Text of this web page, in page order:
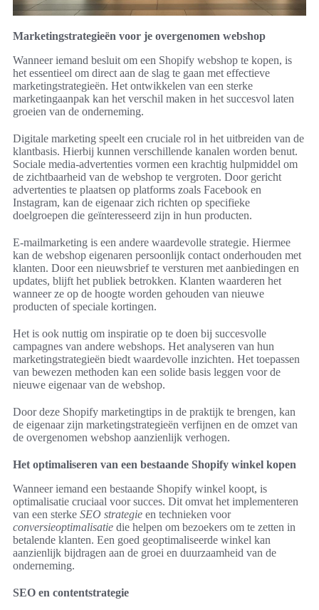
Marketingstrategieën voor je overgenomen webshop
Wanneer iemand besluit om een Shopify webshop te kopen, is
het essentieel om direct aan de slag te gaan met effectieve
marketingstrategieën. Het ontwikkelen van een sterke
marketingaanpak kan het verschil maken in het succesvol laten
groeien van de onderneming.
Digitale marketing speelt een cruciale rol in het uitbreiden van de
klantbasis. Hierbij kunnen verschillende kanalen worden benut.
Sociale media-advertenties vormen een krachtig hulpmiddel om
de zichtbaarheid van de webshop te vergroten. Door gericht
advertenties te plaatsen op platforms zoals Facebook en
Instagram, kan de eigenaar zich richten op specifieke
doelgroepen die geïnteresseerd zijn in hun producten.
E-mailmarketing is een andere waardevolle strategie. Hiermee
kan de webshop eigenaren persoonlijk contact onderhouden met
klanten. Door een nieuwsbrief te versturen met aanbiedingen en
updates, blijft het publiek betrokken. Klanten waarderen het
wanneer ze op de hoogte worden gehouden van nieuwe
producten of speciale kortingen.
Het is ook nuttig om inspiratie op te doen bij succesvolle
campagnes van andere webshops. Het analyseren van hun
marketingstrategieën biedt waardevolle inzichten. Het toepassen
van bewezen methoden kan een solide basis leggen voor de
nieuwe eigenaar van de webshop.
Door deze Shopify marketingtips in de praktijk te brengen, kan
de eigenaar zijn marketingstrategieën verfijnen en de omzet van
de overgenomen webshop aanzienlijk verhogen.
Het optimaliseren van een bestaande Shopify winkel kopen
Wanneer iemand een bestaande Shopify winkel koopt, is
optimalisatie cruciaal voor succes. Dit omvat het implementeren
van een sterke SEO strategie en technieken voor
conversieoptimalisatie die helpen om bezoekers om te zetten in
betalende klanten. Een goed geoptimaliseerde winkel kan
aanzienlijk bijdragen aan de groei en duurzaamheid van de
onderneming.
SEO en contentstrategie